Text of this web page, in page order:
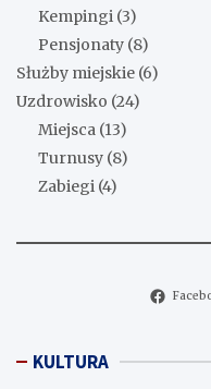
Kempingi (3)
Pensjonaty (8)
Służby miejskie (6)
Uzdrowisko (24)
Miejsca (13)
Turnusy (8)
Zabiegi (4)
KULTURA